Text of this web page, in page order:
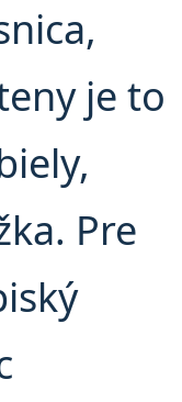
je to
Pre